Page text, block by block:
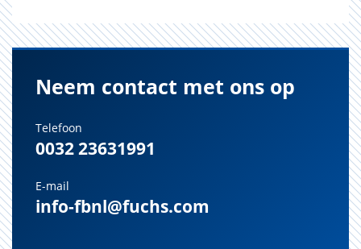
Neem contact met ons op
Telefoon
0032 23631991
E-mail
info-fbnl@fuchs.com